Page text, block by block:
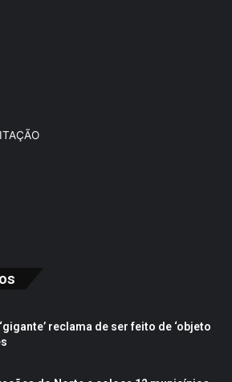
reclama de ser feito de ‘objeto